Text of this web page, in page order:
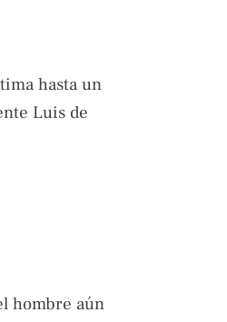
hasta un
Luis de
hombre aún